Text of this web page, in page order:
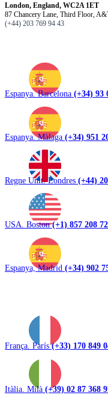
London, England, WC2A 1ET
87 Chancery Lane, Third Floor,
(+44) 203 769 94 43
Espanya. Barcelona (+34) 93
Espanya. Màlaga (+34) 951
Regne Unit. Londres (+44)
USA. Boston(+1) 857 208
Espanya, Madrid (+34) 902
França. París(+33) 170 849
Itàlia. Milà (+39) 02 87 368